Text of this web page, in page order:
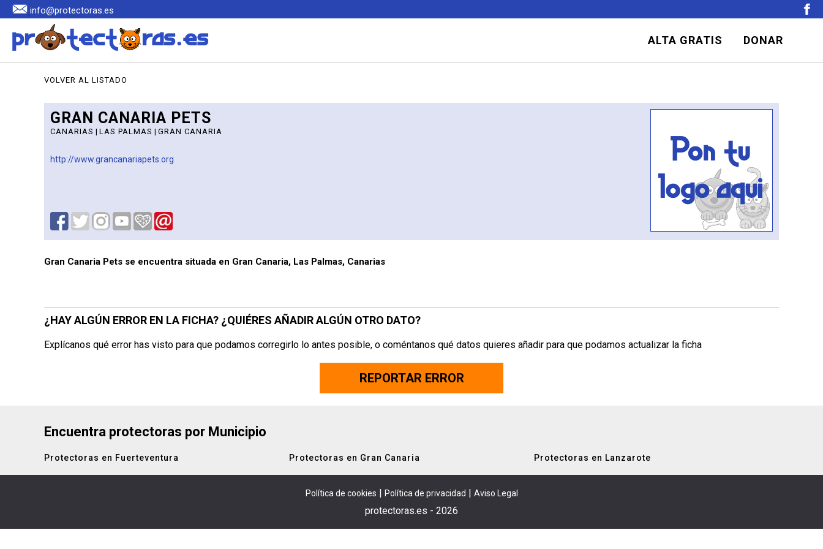
info@protectoras.es
ALTA GRATIS DONAR
VOLVER AL LISTADO
GRAN CANARIA PETS
CANARIAS | LAS PALMAS | GRAN CANARIA
http://www.grancanariapets.org
Gran Canaria Pets se encuentra situada en Gran Canaria, Las Palmas, Canarias
¿HAY ALGÚN ERROR EN LA FICHA? ¿QUIÉRES AÑADIR ALGÚN OTRO DATO?
Explícanos qué error has visto para que podamos corregirlo lo antes posible, o coméntanos qué datos quieres añadir para que podamos actualizar la ficha
REPORTAR ERROR
Encuentra protectoras por Municipio
Protectoras en Fuerteventura Protectoras en Gran Canaria Protectoras en Lanzarote
Política de cookies | Política de privacidad | Aviso Legal
protectoras.es - 2026